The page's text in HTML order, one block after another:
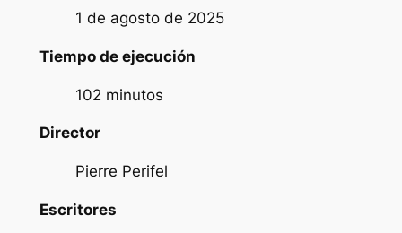
1 de agosto de 2025
Tiempo de ejecución
102 minutos
Director
Pierre Perifel
Escritores